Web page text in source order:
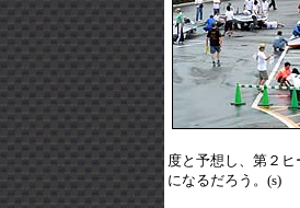
度と予想し、第２
になるだろう。(s)